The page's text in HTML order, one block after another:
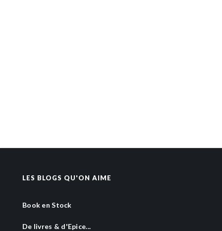
LES BLOGS QU'ON AIME
Book en Stock
De livres & d'Epice...